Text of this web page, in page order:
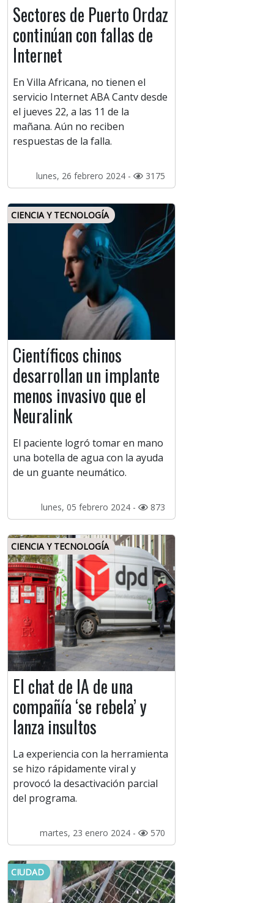
Sectores de Puerto Ordaz
continúan con fallas de
Internet
En Villa Africana, no tienen el
servicio Internet ABA Cantv desde
el jueves 22, a las 11 de la
mañana. Aún no reciben
respuestas de la falla.
lunes, 26 febrero 2024 - 3175
CIENCIA Y TECNOLOGÍA
Científicos chinos
desarrollan un implante
menos invasivo que el
Neuralink
El paciente logró tomar en mano
una botella de agua con la ayuda
de un guante neumático.
lunes, 05 febrero 2024 - 873
CIENCIA Y TECNOLOGÍA
El chat de IA de una
compañía ‘se rebela’ y
lanza insultos
La experiencia con la herramienta
se hizo rápidamente viral y
provocó la desactivación parcial
del programa.
martes, 23 enero 2024 - 570
CIUDAD